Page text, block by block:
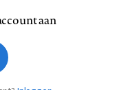
verdienen
antwoorden
aan